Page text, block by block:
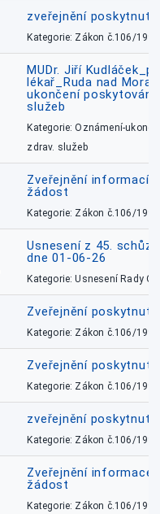
zveřejnění
Kategorie: Zákon č.106/1999
MUDr. Jiří
lékař_Ruda nad
ukončení
služeb
Kategorie: Oznámení-
zdrav. služeb
Zveřejnění informací
žádost
Kategorie: Zákon č.106/1999
Usnesení z 45.
dne 01-06-26
Kategorie: Usnesení Rady
Zveřejnění
Kategorie: Zákon č.106/1999
Zveřejnění
Kategorie: Zákon č.106/1999
zveřejnění
Kategorie: Zákon č.106/1999
Zveřejnění informace
žádost
Kategorie: Zákon č.106/1999